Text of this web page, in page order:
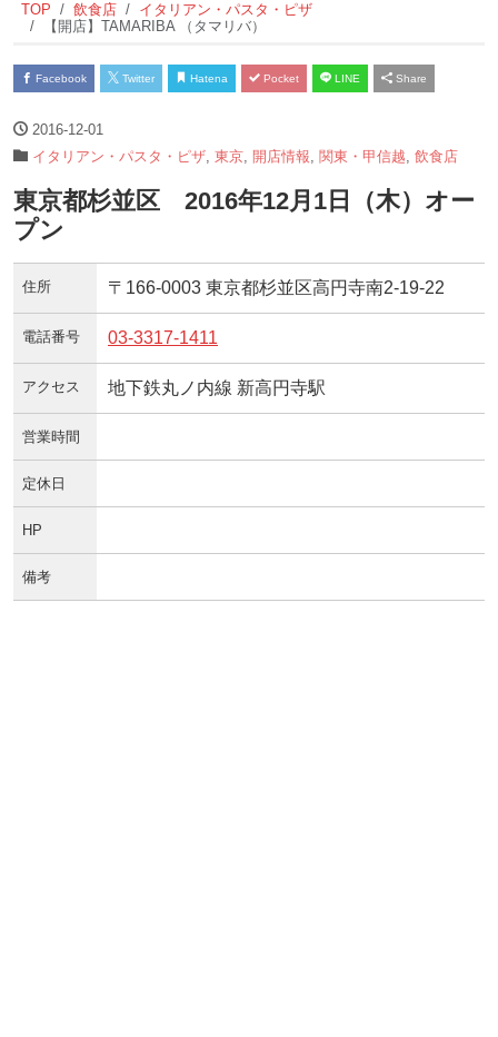
TOP 飲食店
イタリアン・パスタ・ピザ
【開店】TAMARIBA （タマリバ）
Facebook Twitter Hatena Pocket LINE Share
2016-12-01
イタリアン・パスタ・ピザ 東京 開店情報 関東・甲信越 飲食店
東京都杉並区 2016年12月1日（木）オー
プン
住所 〒166-0003 東京都杉並区高円寺南2-19-22
電話番号 03-3317-1411
アクセス 地下鉄丸ノ内線 新高円寺駅
営業時間
定休日
HP
備考